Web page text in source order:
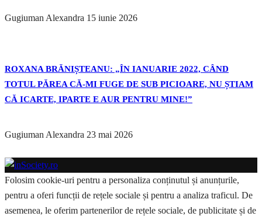
Gugiuman Alexandra 15 iunie 2026
ROXANA BRĂNIȘTEANU: „ÎN IANUARIE 2022, CÂND
TOTUL PĂREA CĂ-MI FUGE DE SUB PICIOARE, NU ȘTIAM
CĂ ICARTE, IPARTE E AUR PENTRU MINE!”
Gugiuman Alexandra 23 mai 2026
Folosim cookie-uri pentru a personaliza conținutul și anunțurile,
pentru a oferi funcții de rețele sociale și pentru a analiza traficul. De
asemenea, le oferim partenerilor de rețele sociale, de publicitate și de